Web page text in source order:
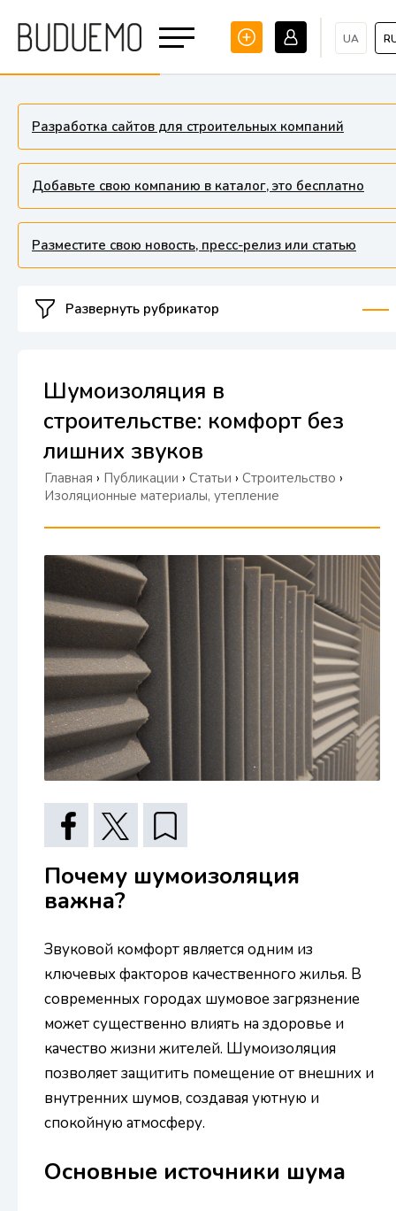
UA
Разработка сайтов для строительных компаний
Добавьте свою компанию в каталог, это бесплатно
Разместите свою новость, пресс-релиз или статью
Развернуть рубрикатор
Шумоизоляция в
строительстве: комфорт без
лишних звуков
Главная › Публикации › Статьи › Строительство ›
Изоляционные материалы, утепление
Почему шумоизоляция
важна?
Звуковой комфорт является одним из
ключевых факторов качественного жилья. В
современных городах шумовое загрязнение
может существенно влиять на здоровье и
качество жизни жителей. Шумоизоляция
позволяет защитить помещение от внешних и
внутренних шумов, создавая уютную и
спокойную атмосферу.
Основные источники шума